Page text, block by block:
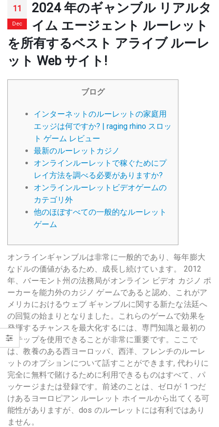
11
Dec
2024 年のギャンブル リアルタ
イム エージェント ルーレット
を所有するベスト アライブ ルーレ
ット Web サイト!
ブログ
インターネットのルーレットの家庭用
エッジは何ですか? | raging rhino スロッ
ト ゲーム レビュー
最新のルーレットカジノ
オンラインルーレットで稼ぐためにプ
レイ方法を調べる必要がありますか?
オンラインルーレットビデオゲームの
カテゴリ外
他のほぼすべての一般的なルーレット
ゲーム
オンラインギャンブルは非常に一般的であり、毎年膨大
なドルの価値があるため、成長し続けています。 2012
年、バーモント州の法務局がオンライン ビデオ カジノ ポ
ーカーを能力外のカジノ ゲームであると認め、これがア
メリカにおけるウェブ ギャンブルに関する新たな法廷へ
の回覧の始まりとなりました。これらのゲームで効果を
発揮するチャンスを最大化するには、専門知識と最初の
ステップを使用できることが非常に重要です。ここで
は、教養のある西ヨーロッパ、西洋、フレンチのルーレ
ットのオプションについて話すことができます, 代わりに
完全に無料で賭けるために利用できるものはすべて、パ
ッケージまたは登録です。前述のことは、ゼロが 1 つだ
けあるヨーロピアン ルーレット ホイールから出てくる可
能性がありますが、dos のルーレットには有利ではあり
ません。